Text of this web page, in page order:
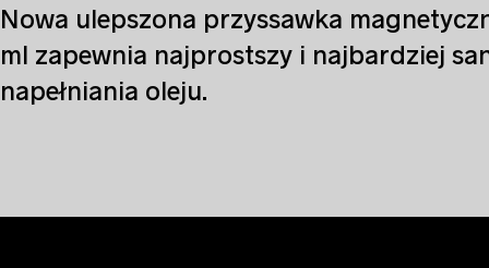
Nowa ulepszona przyssawka
ml zapewnia najprostszy i najbardziej
napełniania oleju.